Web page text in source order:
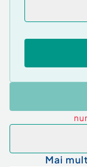
Mai